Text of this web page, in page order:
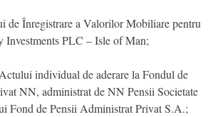
de Înregistrare a Valorilor Mobiliare pentru
Investments PLC – Isle of Man;
individual de aderare la Fondul de
NN, administrat de NN Pensii Societate
Fond de Pensii Administrat Privat S.A.;